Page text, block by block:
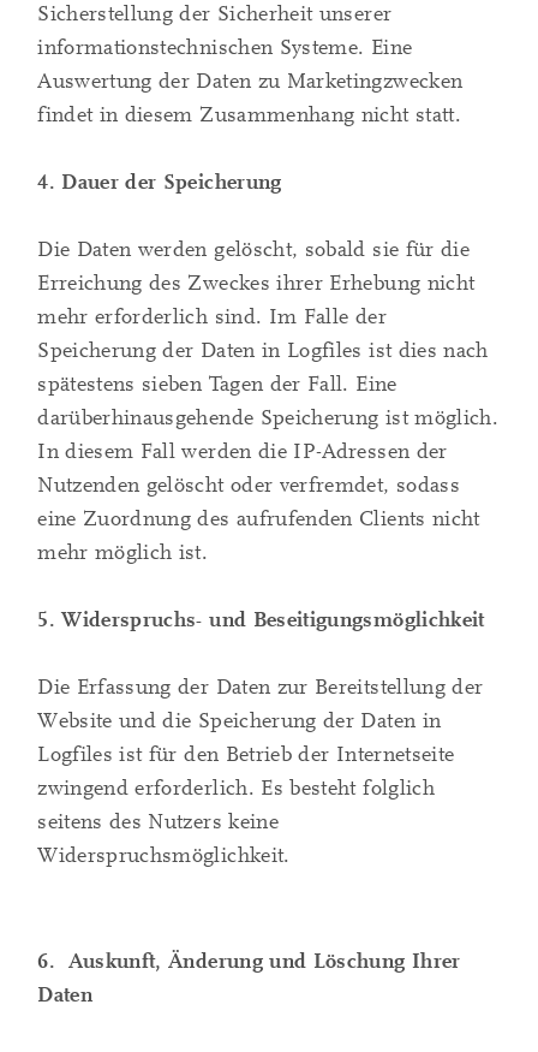
Sicherstellung der Sicherheit unserer
informationstechnischen Systeme. Eine
Auswertung der Daten zu Marketingzwecken
findet in diesem Zusammenhang nicht statt.
4. Dauer der Speicherung
Die Daten werden gelöscht, sobald sie für die
Erreichung des Zweckes ihrer Erhebung nicht
mehr erforderlich sind. Im Falle der
Speicherung der Daten in Logfiles ist dies nach
spätestens sieben Tagen der Fall. Eine
darüberhinausgehende Speicherung ist möglich.
In diesem Fall werden die IP-Adressen der
Nutzenden gelöscht oder verfremdet, sodass
eine Zuordnung des aufrufenden Clients nicht
mehr möglich ist.
5. Widerspruchs- und Beseitigungsmöglichkeit
Die Erfassung der Daten zur Bereitstellung der
Website und die Speicherung der Daten in
Logfiles ist für den Betrieb der Internetseite
zwingend erforderlich. Es besteht folglich
seitens des Nutzers keine
Widerspruchsmöglichkeit.
6. Auskunft, Änderung und Löschung Ihrer
Daten